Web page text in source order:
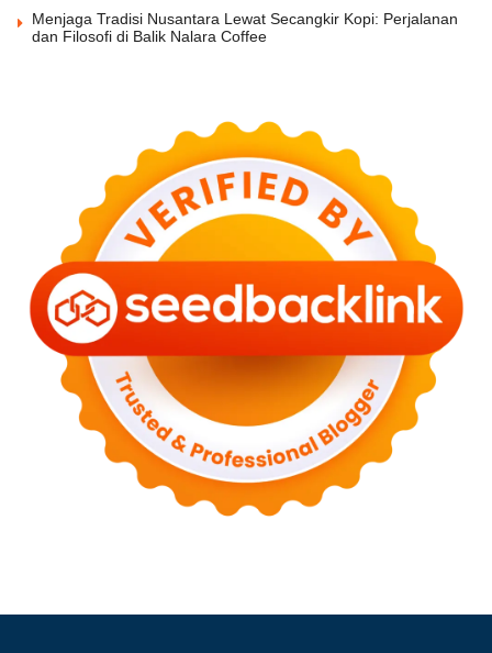
Menjaga Tradisi Nusantara Lewat Secangkir Kopi: Perjalanan
dan Filosofi di Balik Nalara Coffee